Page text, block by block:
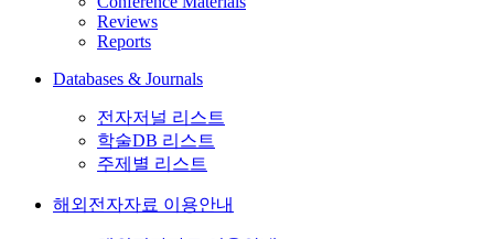
Reviews
Reports
Databases & Journals
전자저널 리스트
학술DB 리스트
주제별 리스트
해외전자자료 이용안내